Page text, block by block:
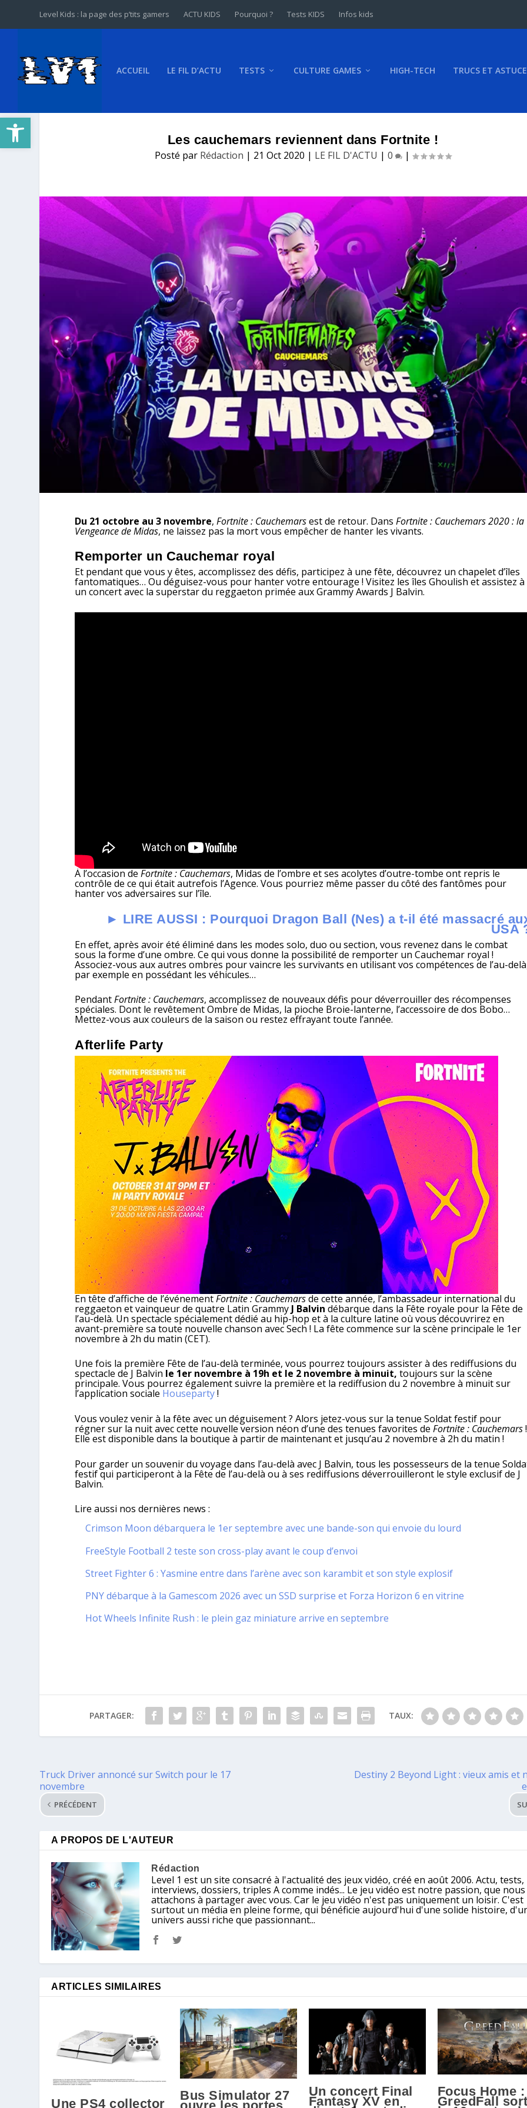
Ouvrir la barre d’outils
Level Kids : la page des p’tits gamers ACTU KIDS Pourquoi ? Tests KIDS Infos kids
ACCUEIL LE FIL D’ACTU TESTS CULTURE GAMES HIGH-TECH TRUCS ET
Les cauchemars reviennent dans Fortnite !
Posté par Rédaction | 21 Oct 2020 | LE FIL D'ACTU | 0 |
Du 21 octobre au 3 novembre,Fortnite : Cauchemarsest de retour. DansFortnite : Cauchemars 2020 : la
Vengeance de Midas, ne laissez pas la mort vous empêcher de hanter les vivants.
Remporter un Cauchemar royal
Et pendant que vous y êtes, accomplissez des défis, participez à une fête, découvrez un chapelet d’îles
fantomatiques… Ou déguisez-vous pour hanter votre entourage ! Visitez les îles Ghoulish et assistez à
un concert avec la superstar du reggaeton primée aux Grammy Awards J Balvin.
À l’occasion deFortnite : Cauchemars, Midas de l’ombre et ses acolytes d’outre-tombe ont repris le
contrôle de ce qui était autrefois l’Agence. Vous pourriez même passer du côté des fantômes pour
hanter vos adversaires sur l’île.
► LIRE AUSSI : Pourquoi Dragon Ball (Nes) a t-il été massacré
USA
En effet, après avoir été éliminé dans les modes solo, duo ou section, vous revenez dans le combat
sous la forme d’une ombre. Ce qui vous donne la possibilité de remporter un Cauchemar royal !
Associez-vous aux autres ombres pour vaincre les survivants en utilisant vos compétences de l’au-
par exemple en possédant les véhicules…
PendantFortnite : Cauchemars, accomplissez de nouveaux défis pour déverrouiller des récompenses
spéciales. Dont le revêtement Ombre de Midas, la pioche Broie-lanterne, l’accessoire de dos Bobo…
Mettez-vous aux couleurs de la saison ou restez effrayant toute l’année.
Afterlife Party
En tête d’affiche de l’événementFortnite : Cauchemarsde cette année, l’ambassadeur international du
reggaeton et vainqueur de quatre Latin Grammy J Balvin débarque dans la Fête royale pour la Fête de
l’au-delà. Un spectacle spécialement dédié au hip-hop et à la culture latine où vous découvrirez en
avant-première sa toute nouvelle chanson avec Sech ! La fête commence sur la scène principale le 1er
novembre à 2h du matin (CET).
Une fois la première Fête de l’au-delà terminée, vous pourrez toujours assister à des rediffusions du
spectacle de J Balvin le 1er novembre à 19h et le 2 novembre à minuit,toujours sur la scène
principale. Vous pourrez également suivre la première et la rediffusion du 2 novembre à minuit sur
l’application sociale Houseparty!
Vous voulez venir à la fête avec un déguisement ? Alors jetez-vous sur la tenue Soldat festif pour
régner sur la nuit avec cette nouvelle version néon d’une des tenues favorites deFortnite : Cauchemars!
Elle est disponible dans la boutique à partir de maintenant et jusqu’au 2 novembre à 2h du matin !
Pour garder un souvenir du voyage dans l’au-delà avec J Balvin, tous les possesseurs de la tenue
festif qui participeront à la Fête de l’au-delà ou à ses rediffusions déverrouilleront le style exclusif de J
Balvin.
Lire aussi nos dernières news :
Crimson Moon débarquera le 1er septembre avec une bande-son qui envoie du lourd
FreeStyle Football 2 teste son cross-play avant le coup d’envoi
Street Fighter 6 : Yasmine entre dans l’arène avec son karambit et son style explosif
PNY débarque à la Gamescom 2026 avec un SSD surprise et Forza Horizon 6 en vitrine
Hot Wheels Infinite Rush : le plein gaz miniature arrive en septembre
PARTAGER: TAUX:
Truck Driver annoncé sur Switch pour le 17
novembre
PRÉCÉDENT
Destiny 2 Beyond Light : vieux amis et
A PROPOS DE L'AUTEUR
Rédaction
Level 1 est un site consacré à l'actualité des jeux vidéo, créé en août 2006. Actu, tests,
interviews, dossiers, triples A comme indés... Le jeu vidéo est notre passion, que
attachons à partager avec vous. Car le jeu vidéo n'est pas uniquement un loisir. C'est
surtout un média en pleine forme, qui bénéficie aujourd'hui d'une solide histoire,
univers aussi riche que passionnant...
ARTICLES SIMILAIRES
Une PS4 collector
Bus Simulator 27 Un concert Final
Fantasy XV en
Focus Home :
GreedFall